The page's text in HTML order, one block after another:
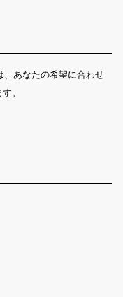
、あなたの希望に合わせ
。